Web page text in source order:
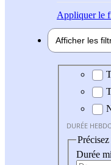
Appliquerle
Afficher les
Durée
DURÉE
Durée